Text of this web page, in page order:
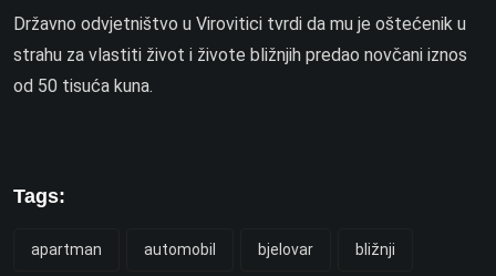
Državno odvjetništvo u Virovitici tvrdi da mu je oštećenik u
strahu za vlastiti život i živote bližnjih predao novčani iznos
od 50 tisuća kuna.
Tags:
apartman automobil bjelovar bližnji